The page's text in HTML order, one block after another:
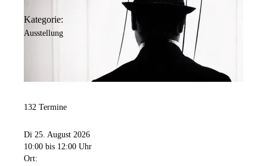
Kategorie:
Ausstellung
132 Termine
Di 25. August 2026
10:00 bis 12:00 Uhr
Ort: